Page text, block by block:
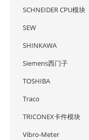
SCHNEIDER CPU模块
SEW
SHINKAWA
Siemens西门子
TOSHIBA
Traco
TRICONEX卡件模块
Vibro-Meter